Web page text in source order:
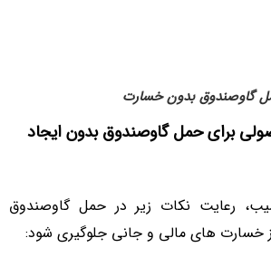
گاوصندوق بدون خسارت
برای حمل گاوصندوق بدون ایجاد
رعایت نکات زیر در حمل گاوصندوق
خسارت های مالی و جانی جلوگیری شود: